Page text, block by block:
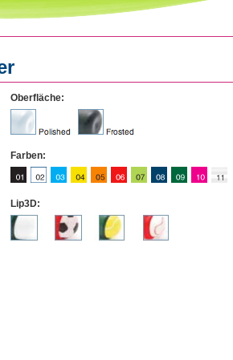
Oberfläche:
Farben:
Lip3D: